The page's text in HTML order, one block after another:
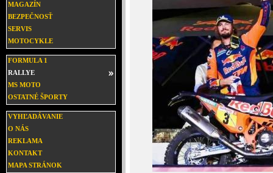
MAGAZÍN
BEZPEČNOSŤ
SERVIS
MOTOCYKLE
FORMULA 1
RALLYE
MS MOTO
OSTATNÉ ŠPORTY
VYHĽADÁVANIE
O NÁS
REKLAMA
KONTAKT
MAPA STRÁNOK